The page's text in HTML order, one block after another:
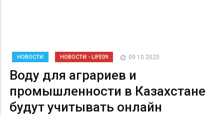
НОВОСТИ НОВОСТИ - LIFE09 09 10 2025
Воду для аграриев и
промышленности в Казахстане
будут учитывать онлайн